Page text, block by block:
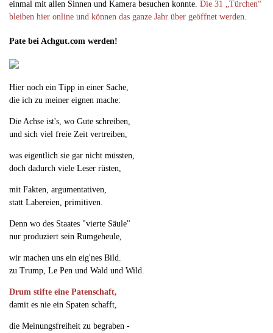
einmal mit allen Sinnen und Kamera besuchen konnte. Die 31 „Türchen“
bleiben hier online und können das ganze Jahr über geöffnet werden.
Pate bei Achgut.com werden!
Hier noch ein Tipp in einer Sache,
die ich zu meiner eignen mache:
Die Achse ist's, wo Gute schreiben,
und sich viel freie Zeit vertreiben,
was eigentlich sie gar nicht müssten,
doch dadurch viele Leser rüsten,
mit Fakten, argumentativen,
statt Labereien, primitiven.
Denn wo des Staates "vierte Säule"
nur produziert sein Rumgeheule,
wir machen uns ein eig'nes Bild.
zu Trump, Le Pen und Wald und Wild.
Drum stifte eine Patenschaft,
damit es nie ein Spaten schafft,
die Meinungsfreiheit zu begraben -